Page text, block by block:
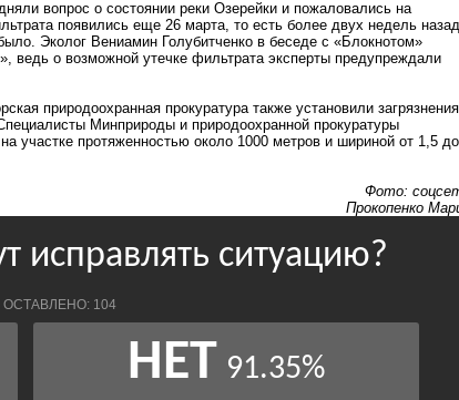
вопрос о состоянии реки Озерейки и пожаловались на
появились еще 26 марта, то есть более двух недель назад.
Эколог Вениамин Голубитченко в беседе с «Блокнотом»
, ведь о возможной утечке фильтрата эксперты предупреждали
природоохранная прокуратура также установили загрязнения
Минприроды и природоохранной прокуратуры
участке протяженностью около 1000 метров и шириной от 1,5 до
Фото:
Прокопенко